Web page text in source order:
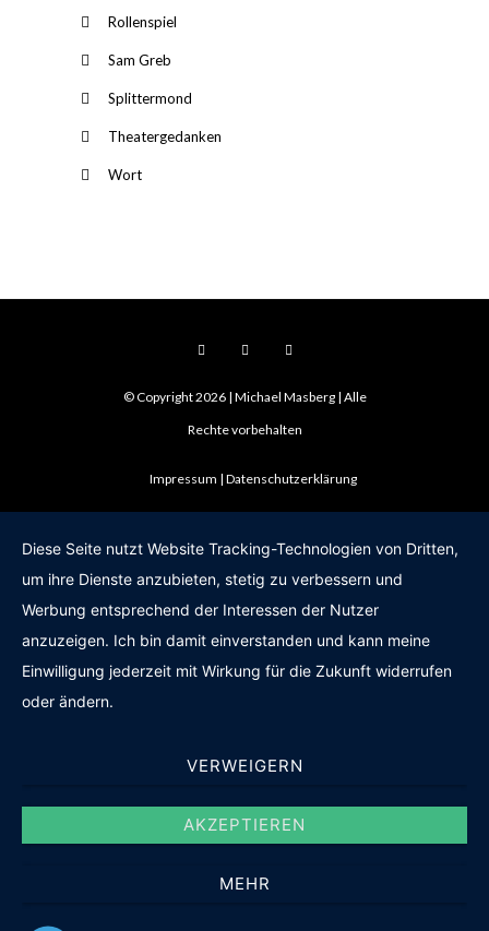
Rollenspiel
Sam Greb
Splittermond
Theatergedanken
Wort
© Copyright 2026 | Michael Masberg | Alle
Rechte vorbehalten
Impressum Datenschutzerklärung
Diese Seite nutzt Website Tracking-Technologien von Dritten,
um ihre Dienste anzubieten, stetig zu verbessern und
Werbung entsprechend der Interessen der Nutzer
anzuzeigen. Ich bin damit einverstanden und kann meine
Einwilligung jederzeit mit Wirkung für die Zukunft widerrufen
oder ändern.
VERWEIGERN
AKZEPTIEREN
MEHR